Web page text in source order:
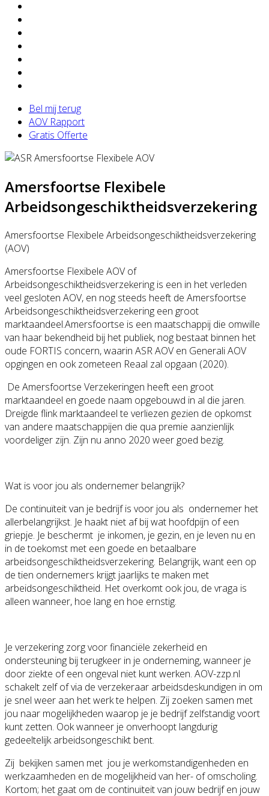
Bel mij terug
AOV Rapport
Gratis Offerte
Amersfoortse Flexibele
Arbeidsongeschiktheidsverzekering
Amersfoortse Flexibele Arbeidsongeschiktheidsverzekering
(AOV)
Amersfoortse Flexibele AOV of
Arbeidsongeschiktheidsverzekering is een in het verleden
veel gesloten AOV, en nog steeds heeft de Amersfoortse
Arbeidsongeschiktheidsverzekering een groot
marktaandeel.Amersfoortse is een maatschappij die omwille
van haar bekendheid bij het publiek, nog bestaat binnen het
oude FORTIS concern, waarin ASR AOV en Generali AOV
opgingen en ook zometeen Reaal zal opgaan (2020).
De Amersfoortse Verzekeringen heeft een groot
marktaandeel en goede naam opgebouwd in al die jaren.
Dreigde flink marktaandeel te verliezen gezien de opkomst
van andere maatschappijen die qua premie aanzienlijk
voordeliger zijn. Zijn nu anno 2020 weer goed bezig.
Wat is voor jou als ondernemer belangrijk?
De continuïteit van je bedrijf is voor jou als ondernemer het
allerbelangrijkst. Je haakt niet af bij wat hoofdpijn of een
griepje. Je beschermt je inkomen, je gezin, en je leven nu en
in de toekomst met een goede en betaalbare
arbeidsongeschiktheidsverzekering. Belangrijk, want een op
de tien ondernemers krijgt jaarlijks te maken met
arbeidsongeschiktheid. Het overkomt ook jou, de vraga is
alleen wanneer, hoe lang en hoe ernstig.
Je verzekering zorg voor financiële zekerheid en
ondersteuning bij terugkeer in je onderneming, wanneer je
door ziekte of een ongeval niet kunt werken. AOV-zzp.nl
schakelt zelf of via de verzekeraar arbeidsdeskundigen in om
je snel weer aan het werk te helpen. Zij zoeken samen met
jou naar mogelijkheden waarop je je bedrijf zelfstandig voort
kunt zetten. Ook wanneer je onverhoopt langdurig
gedeeltelijk arbeidsongeschikt bent.
Zij bekijken samen met jou je werkomstandigenheden en
werkzaamheden en de mogelijkheid van her- of omscholing.
Kortom; het gaat om de continuïteit van jouw bedrijf en jouw